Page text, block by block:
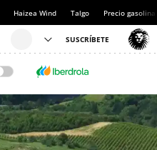
Haizea Wind Talgo Precio gasolina